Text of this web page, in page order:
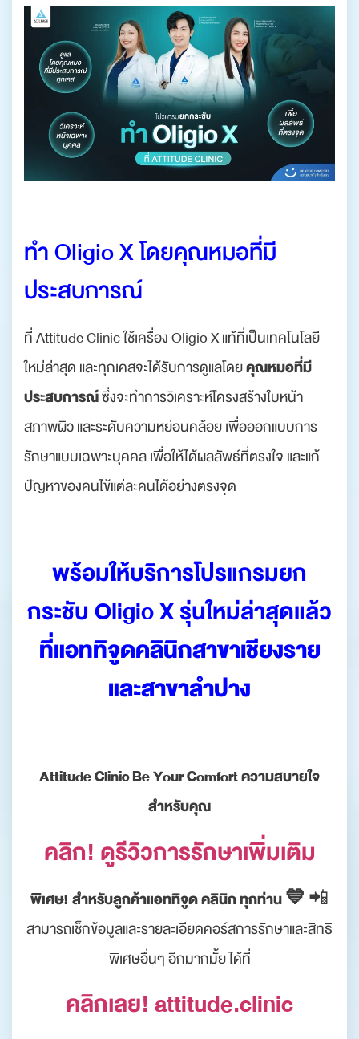
ทำ Oligio X โดยคุณหมอที่มี
ประสบการณ์
ที่ Attitude Clinic ใช้เครื่อง Oligio X แท้ที่เป็นเทคโนโลยี
ใหม่ล่าสุด และทุกเคสจะได้รับการดูแลโดยคุณหมอที่มี
ประสบการณ์ซึ่งจะทำการวิเคราะห์โครงสร้างใบหน้า
สภาพผิว และระดับความหย่อนคล้อย เพื่อออกแบบการ
รักษาแบบเฉพาะบุคคล เพื่อให้ได้ผลลัพธ์ที่ตรงใจ และแก้
ปัญหาของคนไข้แต่ละคนได้อย่างตรงจุด
พร้อมให้บริการโปรแกรมยก
กระชับ Oligio X รุ่นใหม่ล่าสุดแล้ว
ที่แอททิจูดคลินิกสาขาเชียงราย
และสาขาลำปาง
Attitude Clinic Be Your Comfort ความสบายใจ
สำหรับคุณ
คลิก! ดูรีวิวการรักษาเพิ่มเติม
พิเศษ! สำหรับลูกค้าแอททิจูด คลินิก ทุกท่าน 💙 📲
สามารถเช็กข้อมูลและรายละเอียดคอร์สการรักษาและสิทธิ
พิเศษอื่นๆ อีกมากมั้ย ได้ที่
คลิกเลย! attitude.clinic